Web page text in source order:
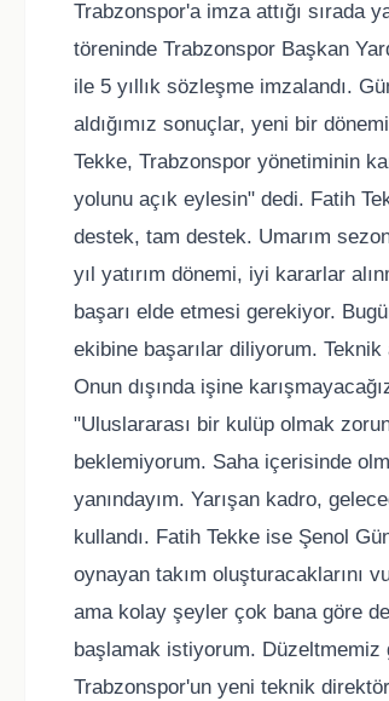
Trabzonspor'a imza attığı sırada
töreninde Trabzonspor Başkan
ile 5 yıllık sözleşme imzalandı.
aldığımız sonuçlar, yeni bir
Tekke, Trabzonspor yönetiminin
yolunu açık eylesin" dedi. Fatih
destek, tam destek. Umarım
yıl yatırım dönemi, iyi kararlar
başarı elde etmesi gerekiyor.
ekibine başarılar diliyorum.
Onun dışında işine
"Uluslararası bir kulüp olmak
beklemiyorum. Saha içerisinde
yanındayım. Yarışan kadro,
kullandı. Fatih Tekke ise Şenol
oynayan takım oluşturacaklarını
ama kolay şeyler çok bana göre
başlamak istiyorum. Düzeltmemiz
Trabzonspor'un yeni teknik